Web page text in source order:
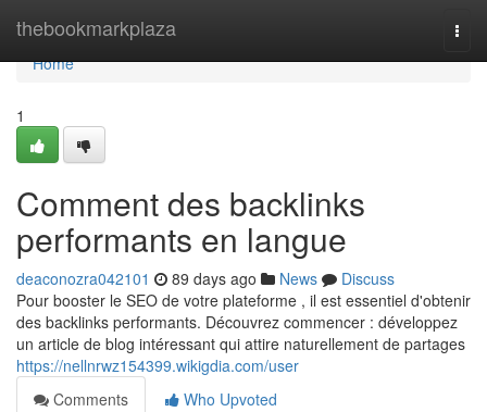
thebookmarkplaza
Home
Home
1
Comment des backlinks
performants en langue
deaconozra042101 89 days ago News
Discuss
Pour booster le SEO de votre plateforme , il est essentiel d'obtenir
des backlinks performants. Découvrez commencer : développez
un article de blog intéressant qui attire naturellement de partages
https://nellnrwz154399.wikigdia.com/user
Comments
Who Upvoted